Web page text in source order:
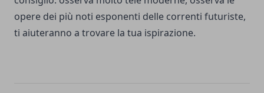
opere dei più noti esponenti delle correnti futuriste,
ti aiuteranno a trovare la tua ispirazione.